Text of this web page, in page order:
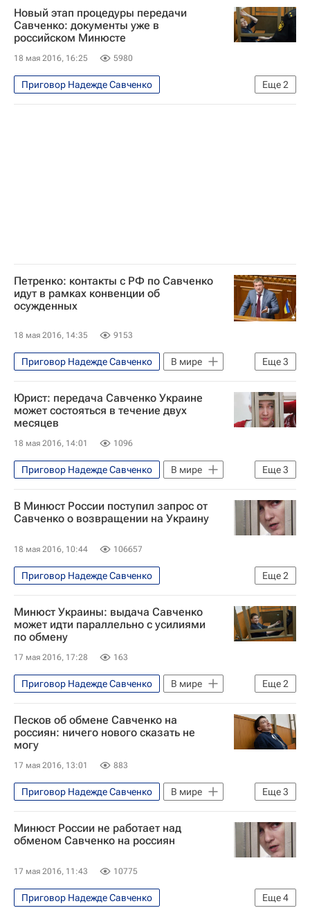
Александр Александров
Россия
Новый этап процедуры передачи
Савченко: документы уже в
российском Минюсте
18 мая 2016, 16:25 5980
Еще2
Приговор Надежде Савченко
Происшествия
Надежда Савченко
Петренко: контакты с РФ по Савченко
идут в рамках конвенции об
осужденных
18 мая 2016, 14:35 9153
Еще3
Приговор Надежде Савченко
В мире
Украина
Павел Петренко
Министерство юстиции Украины
Юрист: передача Савченко Украине
может состояться в течение двух
месяцев
18 мая 2016, 14:01 1096
Еще3
Приговор Надежде Савченко
В мире
Украина
Надежда Савченко
Россия
В Минюст России поступил запрос от
Савченко о возвращении на Украину
18 мая 2016, 10:44 106657
Еще2
Приговор Надежде Савченко
Происшествия
Надежда Савченко
Минюст Украины: выдача Савченко
может идти параллельно с усилиями
по обмену
17 мая 2016, 17:28 163
Еще2
Приговор Надежде Савченко
В мире
Украина
Россия
Песков об обмене Савченко на
россиян: ничего нового сказать не
могу
17 мая 2016, 13:01 883
Еще3
Приговор Надежде Савченко
В мире
Дмитрий Песков
Надежда Савченко
Россия
Минюст России не работает над
обменом Савченко на россиян
17 мая 2016, 11:43 10775
Еще4
Приговор Надежде Савченко